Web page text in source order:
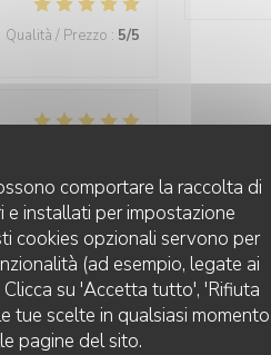
comportare la raccolta di
e installati per impostazione
cookies opzionali servono per
(ad esempio, legate ai
su 'Accetta tutto', 'Rifiuta
tue scelte in qualsiasi momento
pagine del sito.
Qualità / Prezzo : 5/5
Qualità / Prezzo: 5/5